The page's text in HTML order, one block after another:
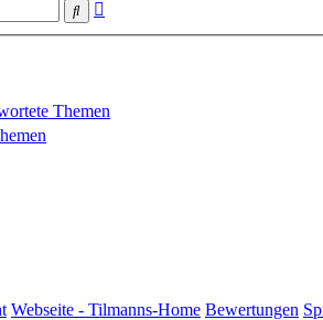
Suche
Themen
Webseite - Tilmanns-Home Bewertungen